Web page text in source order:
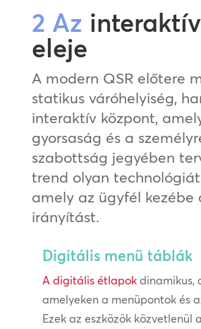
2 Az
eleje
A modern QSR előtere
statikus váróhelyiség,
interaktív központ,
gyorsaság és a
szabottság jegyében
trend olyan
amely az ügyfél kezébe
irányítást.
Digitális menü táblák
A digitális étlapokdinamikus,
amelyeken a menüpontok és
Ezek az eszközök közvetlenül